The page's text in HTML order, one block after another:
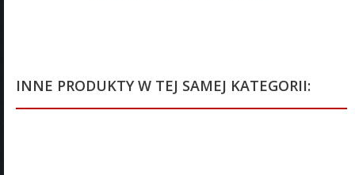
INNE PRODUKTY W TEJ SAMEJ KATEGORII: